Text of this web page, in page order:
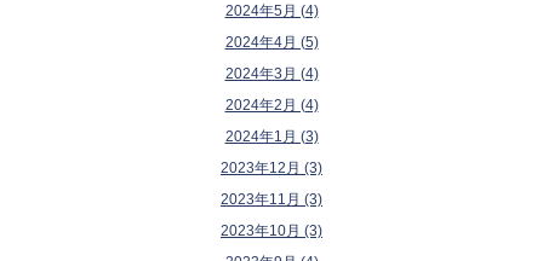
2024年5月 (4)
2024年4月 (5)
2024年3月 (4)
2024年2月 (4)
2024年1月 (3)
2023年12月 (3)
2023年11月 (3)
2023年10月 (3)